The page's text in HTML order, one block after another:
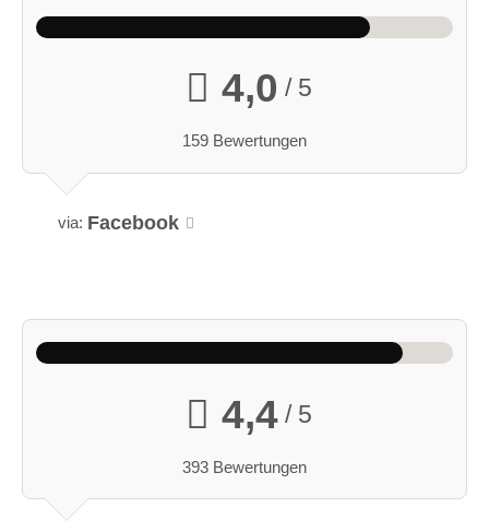
4,0 / 5
159 Bewertungen
via: Facebook
4,4/ 5
393 Bewertungen